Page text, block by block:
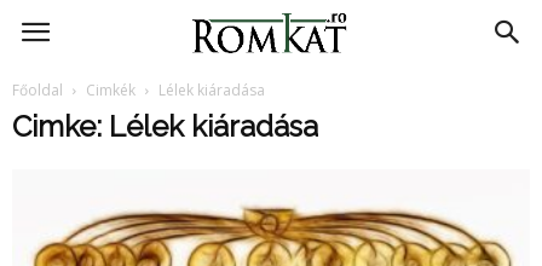
RomKat.ro
Főoldal Cimkék Lélek kiáradása
Cimke: Lélek kiáradása